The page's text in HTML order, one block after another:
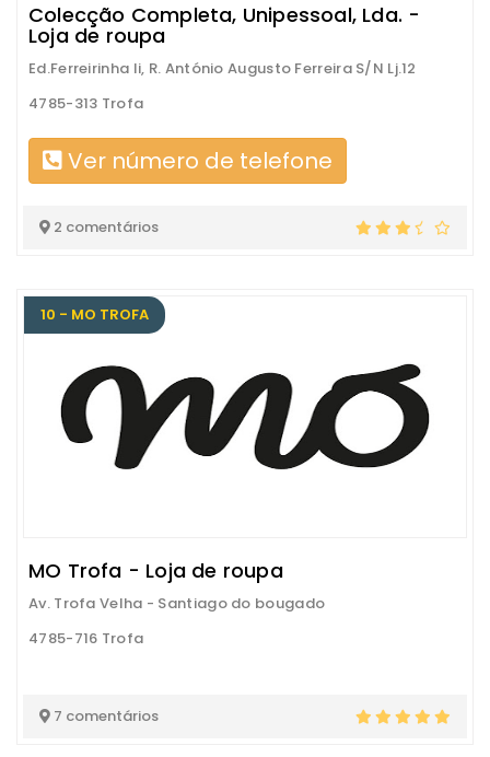
Colecção Completa, Unipessoal, Lda. -
Loja de roupa
Ed.Ferreirinha Ii, R. António Augusto Ferreira S/N Lj.12
4785-313 Trofa
Ver número de telefone
2 comentários
10 - MO TROFA
MO Trofa - Loja de roupa
Av. Trofa Velha - Santiago do bougado
4785-716 Trofa
7 comentários